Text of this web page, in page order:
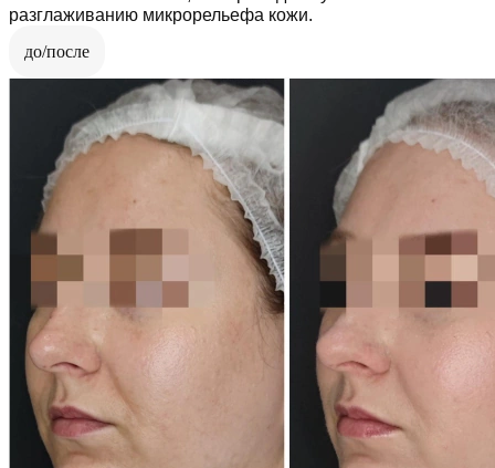
разглаживанию микрорельефа кожи.
до/после